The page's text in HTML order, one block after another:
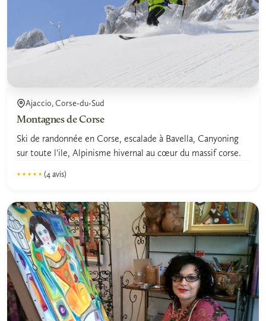
Ajaccio, Corse-du-Sud
Montagnes de Corse
Ski de randonnée en Corse, escalade à Bavella, Canyoning
sur toute l'ile, Alpinisme hivernal au cœur du massif corse.
★★★★★
★★★★★ (4 avis)